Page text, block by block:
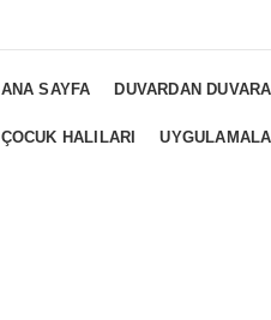
ANA SAYFA DUVARDAN
ÇOCUK HALILARI